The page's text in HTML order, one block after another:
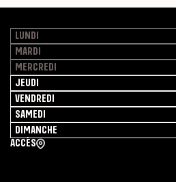
2026
LUNDI
MARDI
MERCREDI
JEUDI
VENDREDI
SAMEDI
DIMANCHE
ACCÈS